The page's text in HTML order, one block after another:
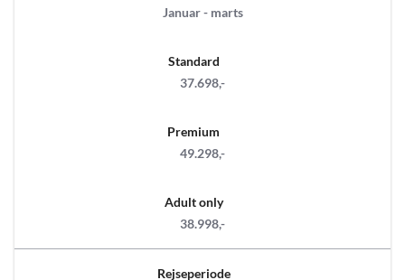
Januar - marts
Standard
37.698,-
Premium
49.298,-
Adult only
38.998,-
Rejseperiode